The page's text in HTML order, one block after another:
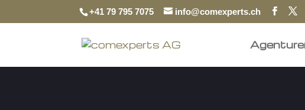
+41 79 795 7075 info@comexperts.ch